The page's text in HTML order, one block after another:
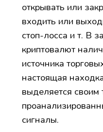
открывать или
входить или
стоп-лосса и т. В
криптовалют
источника
настоящая
выделяется своим
сигналы.